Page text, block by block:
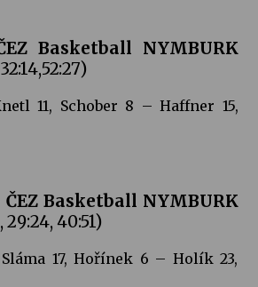
recitál Michala Novenka v Klášteře
7. 2026
Basketball NYMBURK
11, Schober 8 – Haffner 15,
ČEZ Basketball NYMBURK
29:24, 40:51)
17, Hořínek 6 – Holík 23,